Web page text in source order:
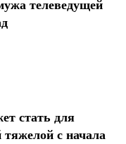
телеведущей
стать для
тяжелой с начала